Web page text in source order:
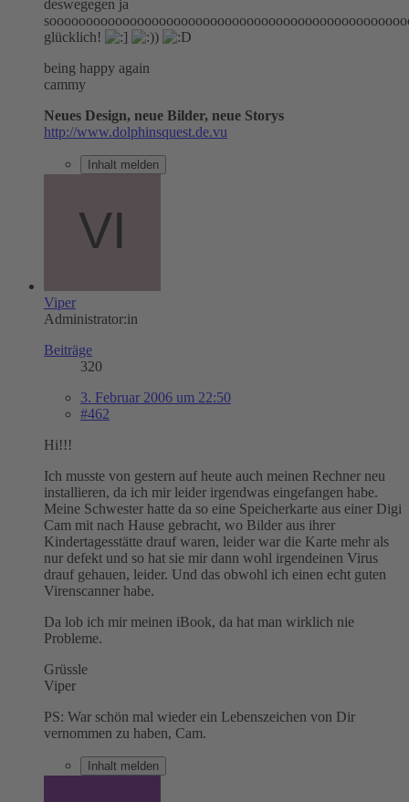
deswegegen ja
glücklich!
being happy again
cammy
Neues Design, neue Bilder, neue Storys
http://www.dolphinsquest.de.vu
Inhalt melden
Viper
Administrator:in
Beiträge
320
3. Februar 2006 um 22:50
#462
Hi!!!
Ich musste von gestern auf heute auch meinen Rechner neu
installieren, da ich mir leider irgendwas eingefangen habe.
Meine Schwester hatte da so eine Speicherkarte aus einer Digi
Cam mit nach Hause gebracht, wo Bilder aus ihrer
Kindertagesstätte drauf waren, leider war die Karte mehr als
nur defekt und so hat sie mir dann wohl irgendeinen Virus
drauf gehauen, leider. Und das obwohl ich einen echt guten
Virenscanner habe.
Da lob ich mir meinen iBook, da hat man wirklich nie
Probleme.
Grüssle
Viper
PS: War schön mal wieder ein Lebenszeichen von Dir
vernommen zu haben, Cam.
Inhalt melden